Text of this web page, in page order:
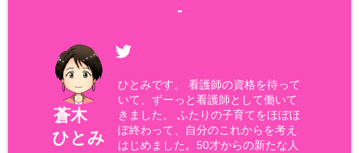
-
蒼木
ひとみ
ひとみです。 看護師の資格を待って
いて、ずーっと看護師として働いて
きました。 ふたりの子育てをほぼほ
ぼ終わって、自分のこれからを考え
はじめました。50才からの新たな人